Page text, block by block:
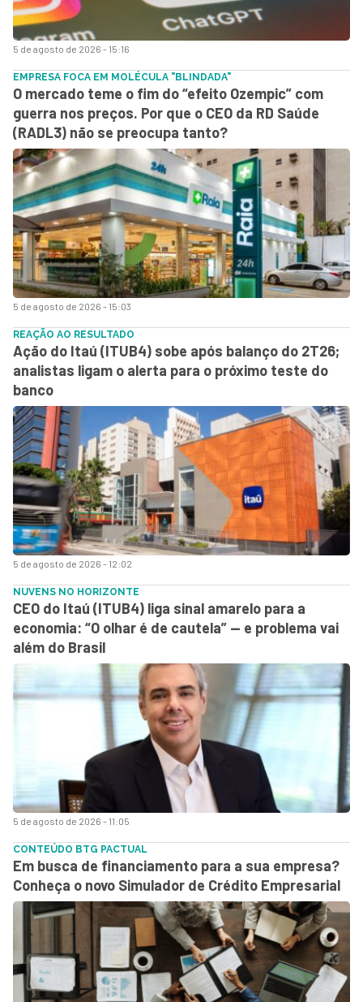
5 de agosto de 2026 - 15:16
5 de agosto de 2026 - 15:03
EMPRESA FOCA EM MOLÉCULA "BLINDADA"
O mercado teme o fim do “efeito Ozempic” com
guerra nos preços. Por que o CEO da RD Saúde
(RADL3) não se preocupa tanto?
5 de agosto de 2026 - 12:02
REAÇÃO AO RESULTADO
Ação do Itaú (ITUB4) sobe após balanço do 2T26;
analistas ligam o alerta para o próximo teste do
banco
5 de agosto de 2026 - 11:05
NUVENS NO HORIZONTE
CEO do Itaú (ITUB4) liga sinal amarelo para a
economia: “O olhar é de cautela” — e problema vai
além do Brasil
CONTEÚDO BTG PACTUAL
Em busca de financiamento para a sua empresa?
Conheça o novo Simulador de Crédito Empresarial